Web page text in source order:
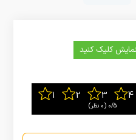
کلیک کنید
0/5 ‫(0 نظر)